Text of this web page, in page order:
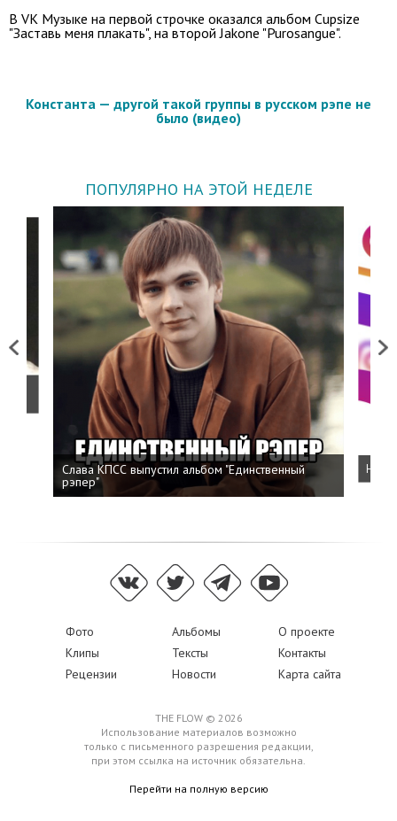
В VK Музыке на первой строчке оказался альбом Cupsize
"Заставь меня плакать", на второй Jakone "Purosangue".
Константа — другой такой группы в русском рэпе не
было (видео)
ПОПУЛЯРНО НА ЭТОЙ НЕДЕЛЕ
Previous
Слава КПСС выпустил альбом "Единственный
рэпер"
Next
Фото Альбомы
О проекте
Клипы
Тексты
Контакты
Рецензии
Новости Карта сайта
THE FLOW © 2026
Использование материалов возможно
только с письменного разрешения редакции,
при этом ссылка на источник обязательна.
Перейти на полную версию